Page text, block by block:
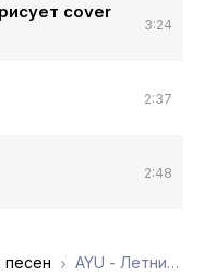
cover
3:24
2:37
2:48
песен AYU - Летний дождь